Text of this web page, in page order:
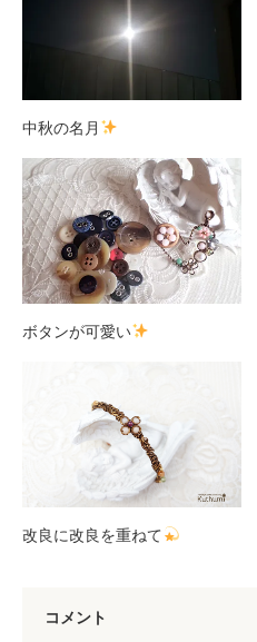
中秋の名月
ボタンが可愛い
改良に改良を重ねて
コメント